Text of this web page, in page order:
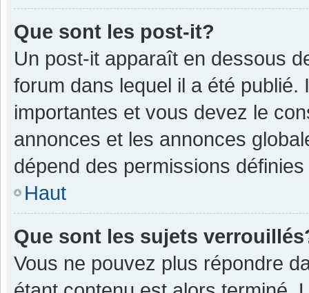
Que sont les post-it?
Un post-it apparaît en dessous
forum dans lequel il a été
importantes et vous devez le
annonces et les annonces
dépend des permissions définies
Haut
Que sont les sujets
Vous ne pouvez plus répondre